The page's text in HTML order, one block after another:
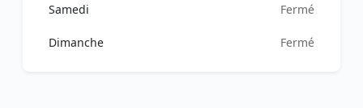
Samedi Fermé
Dimanche Fermé